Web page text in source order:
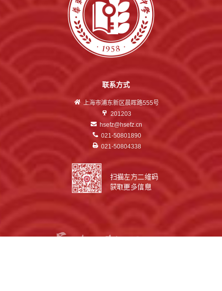
联系方式
上海市浦东新区晨晖路555号
201203
hsefz@hsefz.cn
021-50801890
021-50804338